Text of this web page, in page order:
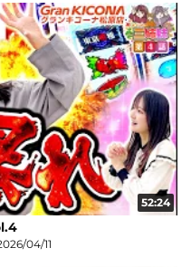
52:24
04/11